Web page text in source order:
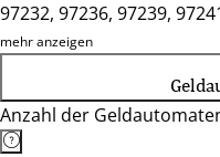
97232, 97236, 97239,
97265, 97268, 97270,
97299, 97318, 97320,
97353, 97359, 97450,
97828, 97833, 97839,
mehr anzeigen
Anzahl der